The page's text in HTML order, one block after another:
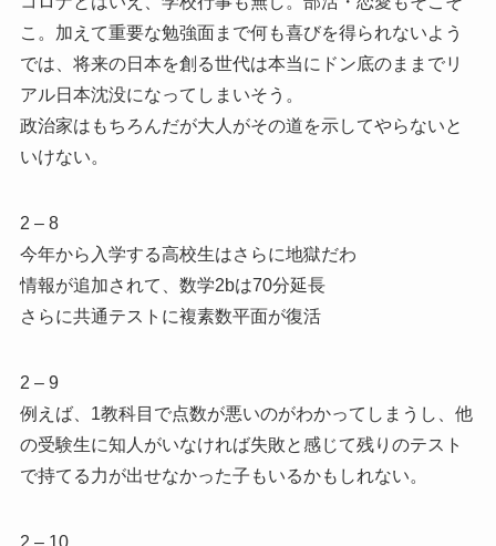
こ。加えて重要な勉強面まで何も喜びを得られないよう
では、将来の日本を創る世代は本当にドン底のままでリ
アル日本沈没になってしまいそう。
政治家はもちろんだが大人がその道を示してやらないと
いけない。
2 – 8
今年から入学する高校生はさらに地獄だわ
情報が追加されて、数学2bは70分延長
さらに共通テストに複素数平面が復活
2 – 9
例えば、1教科目で点数が悪いのがわかってしまうし、他
の受験生に知人がいなければ失敗と感じて残りのテスト
で持てる力が出せなかった子もいるかもしれない。
2 – 10